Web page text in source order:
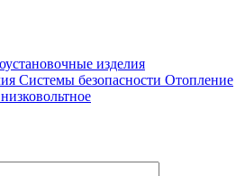
изделия
Системы безопасности Отопление